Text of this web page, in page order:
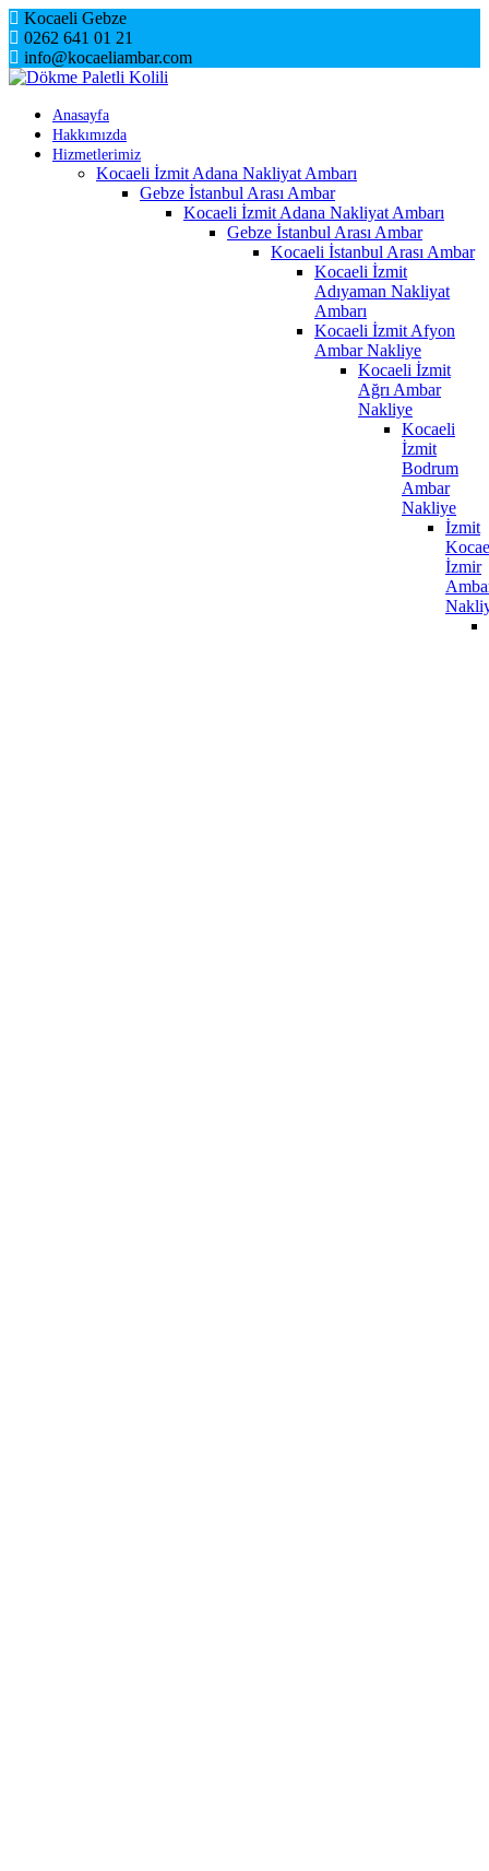
Skip
to
content
Kocaeli Gebze
0262 641 01 21
info@kocaeliambar.com
Anasayfa
Hakkımızda
Hizmetlerimiz
Kocaeli İzmit Adana Nakliyat Ambarı
Gebze İstanbul Arası Ambar
Kocaeli İzmit Adana Nakliyat Ambarı
Gebze İstanbul Arası Ambar
Kocaeli İstanbul Arası Ambar
Kocaeli İzmit
Adıyaman Nakliyat
Ambarı
Kocaeli İzmit Afyon
Ambar Nakliye
Kocaeli İzmit
Ağrı Ambar
Nakliye
Kocaeli
İzmit
Bodrum
Ambar
Nakliye
İzmit
İzmir